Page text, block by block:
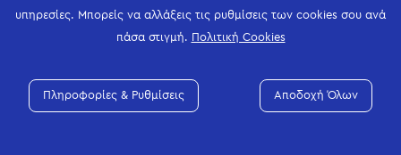
υπηρεσίες. Μπορείς να αλλάξεις τις ρυθμίσεις των cookies σου ανά
πάσα στιγμή. Πολιτική Cookies
Πληροφορίες & Ρυθμίσεις Αποδοχή Όλων